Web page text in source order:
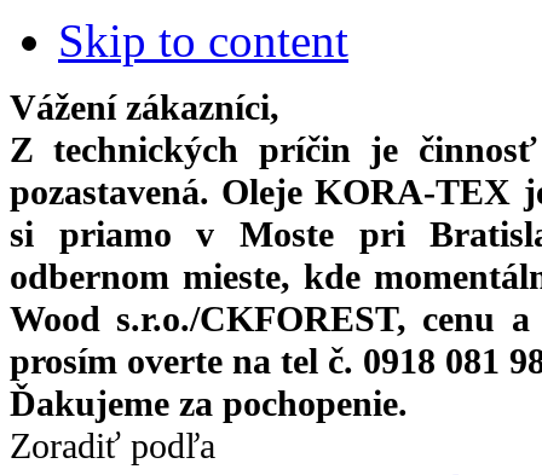
Skip to content
Vážení zákazníci,
Z technických príčin je činnosť
pozastavená. Oleje KORA-TEX
si priamov Moste pri
odbernom mieste, kde
Wood s.r.o./CKFOREST, cenu
prosím overte na tel č. 0918 081
Ďakujeme za pochopenie.
Zoradiť podľa